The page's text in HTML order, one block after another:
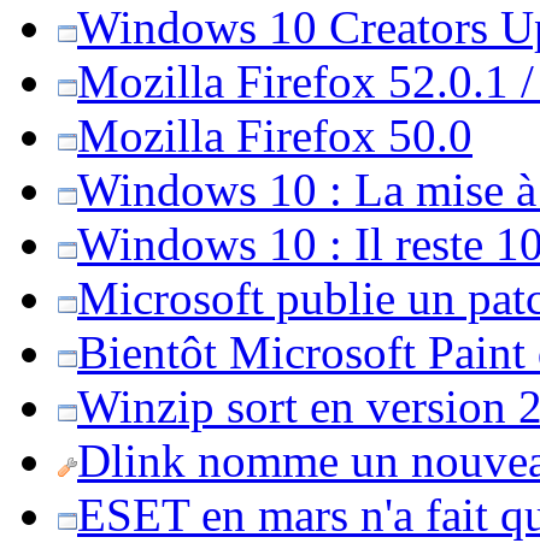
Windows 10 Creators
Mozilla Firefox 52.0.1
Mozilla Firefox 50.0
Windows 10 : La mise
Windows 10 : Il reste
Microsoft publie un
Bientôt Microsoft Paint
Winzip sort en version
Dlink nomme un
ESET en mars n'a fait